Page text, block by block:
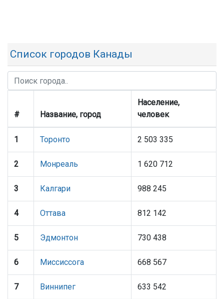
Список городов Канады
# Название, город
Население,
человек
1 Торонто 2 503 335
2 Монреаль 1 620 712
3 Калгари 988 245
4 Оттава 812 142
5 Эдмонтон 730 438
6 Миссиссога 668 567
7 Виннипег 633 542